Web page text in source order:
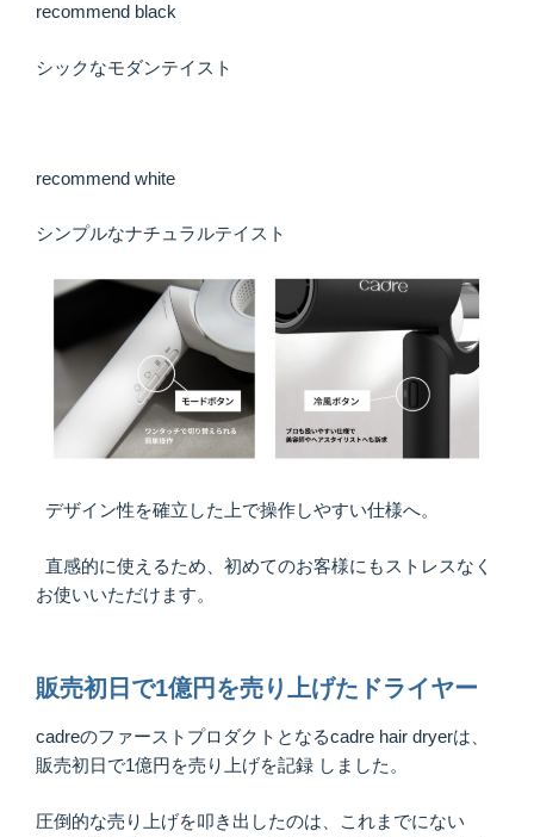
recommend black
シックなモダンテイスト
recommend white
シンプルなナチュラルテイスト
デザイン性を確立した上で操作しやすい仕様へ。
直感的に使えるため、初めてのお客様にもストレスなく
お使いいただけます。
販売初日で1億円を売り上げたドライヤー
cadreのファーストプロダクトとなるcadre hair dryerは、
販売初日で1億円を売り上げを記録 しました。
圧倒的な売り上げを叩き出したのは、これまでにない